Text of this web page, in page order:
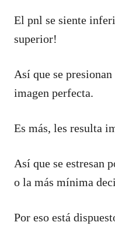
El pnl se siente
superior!
Así que se
imagen perfecta.
Es más, les resulta
Así que se estresan
o la más mínima
Por eso está